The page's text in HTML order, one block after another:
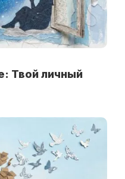
Твой личный